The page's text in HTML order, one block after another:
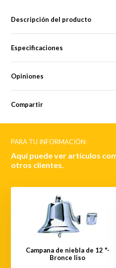
Descripción del producto
Especificaciones
Opiniones
Compartir
PARA TU INFORMACIÓN:
Aquí puede ver artículos
otros clientes.
Campana de niebla de 12 "-
Bronce liso